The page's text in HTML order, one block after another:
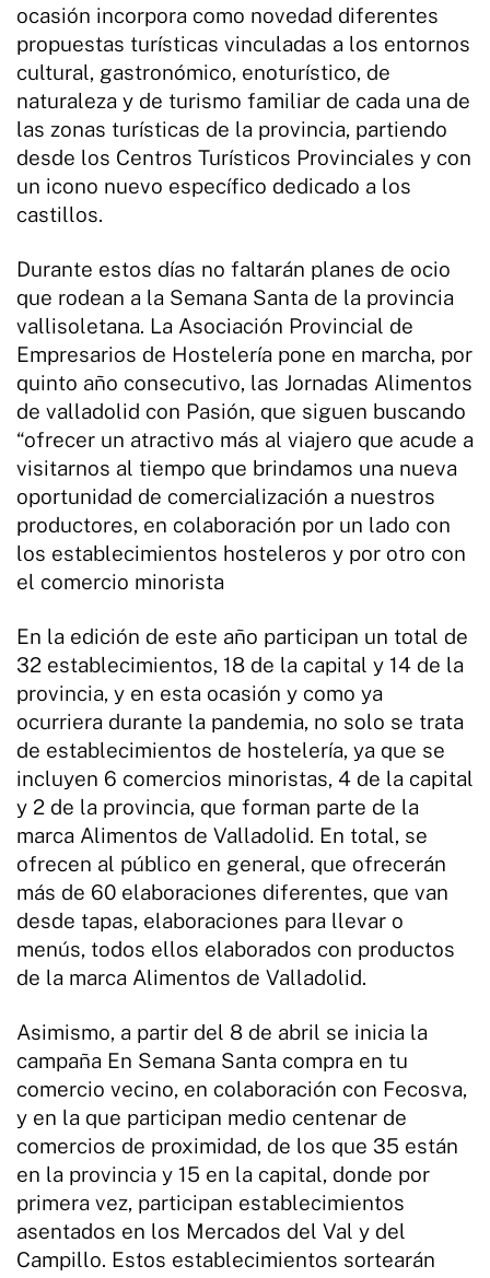
ocasión incorpora como novedad diferentes
propuestas turísticas vinculadas a los entornos
cultural, gastronómico, enoturístico, de
naturaleza y de turismo familiar de cada una de
las zonas turísticas de la provincia, partiendo
desde los Centros Turísticos Provinciales y con
un icono nuevo específico dedicado a los
castillos.
Durante estos días no faltarán planes de ocio
que rodean a la Semana Santa de la provincia
vallisoletana. La Asociación Provincial de
Empresarios de Hostelería pone en marcha, por
quinto año consecutivo, las Jornadas Alimentos
de valladolid con Pasión, que siguen buscando
“ofrecer un atractivo más al viajero que acude a
visitarnos al tiempo que brindamos una nueva
oportunidad de comercialización a nuestros
productores, en colaboración por un lado con
los establecimientos hosteleros y por otro con
el comercio minorista
En la edición de este año participan un total de
32 establecimientos, 18 de la capital y 14 de la
provincia, y en esta ocasión y como ya
ocurriera durante la pandemia, no solo se trata
de establecimientos de hostelería, ya que se
incluyen 6 comercios minoristas, 4 de la capital
y 2 de la provincia, que forman parte de la
marca Alimentos de Valladolid. En total, se
ofrecen al público en general, que ofrecerán
más de 60 elaboraciones diferentes, que van
desde tapas, elaboraciones para llevar o
menús, todos ellos elaborados con productos
de la marca Alimentos de Valladolid.
Asimismo, a partir del 8 de abril se inicia la
campaña En Semana Santa compra en tu
comercio vecino, en colaboración con Fecosva,
y en la que participan medio centenar de
comercios de proximidad, de los que 35 están
en la provincia y 15 en la capital, donde por
primera vez, participan establecimientos
asentados en los Mercados del Val y del
Campillo. Estos establecimientos sortearán